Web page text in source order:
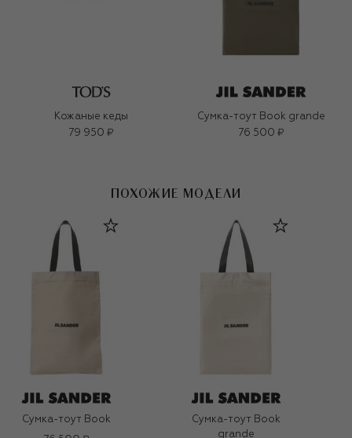
Кожаные кеды
79 950 ₽
Сумка-тоут Book grande
76 500 ₽
ПОХОЖИЕ МОДЕЛИ
Сумка-тоут Book
Сумка-тоут Book
grande